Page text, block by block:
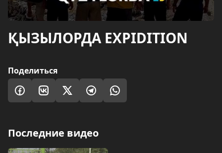
ҚЫЗЫЛОРДА EXPIDITION
Поделиться
Последние видео